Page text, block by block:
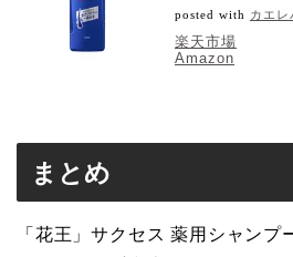
posted with カエレ
楽天市場
Amazon
まとめ
「花王」サクセス 薬用シャンプ